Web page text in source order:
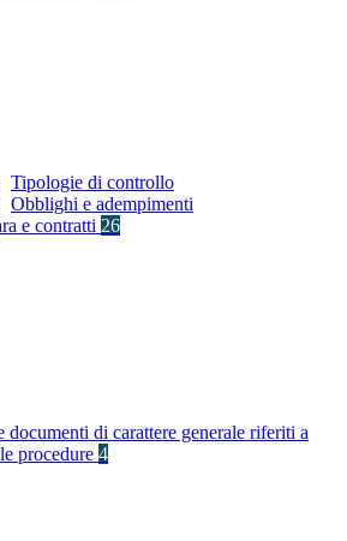
Tipologie di controllo
Obblighi e adempimenti
e contratti 26
documenti di carattere generale riferiti a
procedure 4